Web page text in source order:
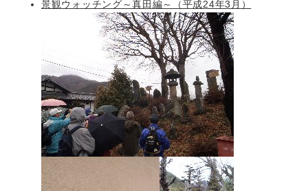
景観ウォッチング～真田編～（平成24年3月）